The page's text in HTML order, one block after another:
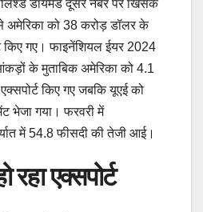
डायमंड दूसरे नंबर पर खिसक
अमेरिका को 38 करोड़ डॉलर के
किए गए। फाइनेंशियल ईयर 2024
के मुताबिक अमेरिका को 4.1
किए गए जबकि यूएई को
भेजा गया। फरवरी में
में 54.8 फीसदी की तेजी आई।
रहा एक्सपोर्ट